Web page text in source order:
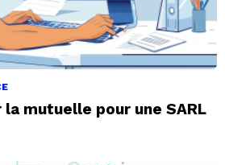
mutuelle pour une SARL